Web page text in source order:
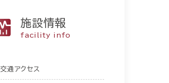
施設情報
facility info
交通アクセス